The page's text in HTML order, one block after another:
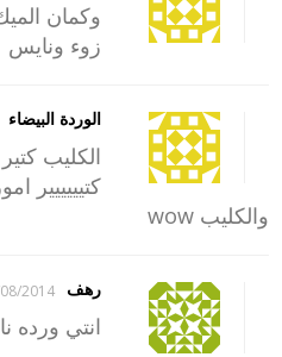
وكمان
زوء ونايس
الوردة البيضاء
الكليب
كتيييييير
والكليب wow
رهف 2014 18:10
انتي ورده